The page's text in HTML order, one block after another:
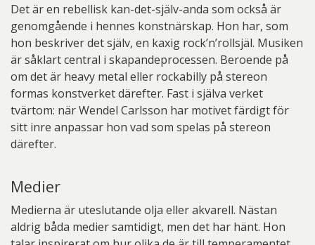
Det är en rebellisk kan-det-själv-anda som också är
genomgående i hennes konstnärskap. Hon har, som
hon beskriver det själv, en kaxig rock’n’rollsjäl. Musiken
är såklart central i skapandeprocessen. Beroende på
om det är heavy metal eller rockabilly på stereon
formas konstverket därefter. Fast i själva verket
tvärtom: när Wendel Carlsson har motivet färdigt för
sitt inre anpassar hon vad som spelas på stereon
därefter.
Medier
Medierna är uteslutande olja eller akvarell. Nästan
aldrig båda medier samtidigt, men det har hänt. Hon